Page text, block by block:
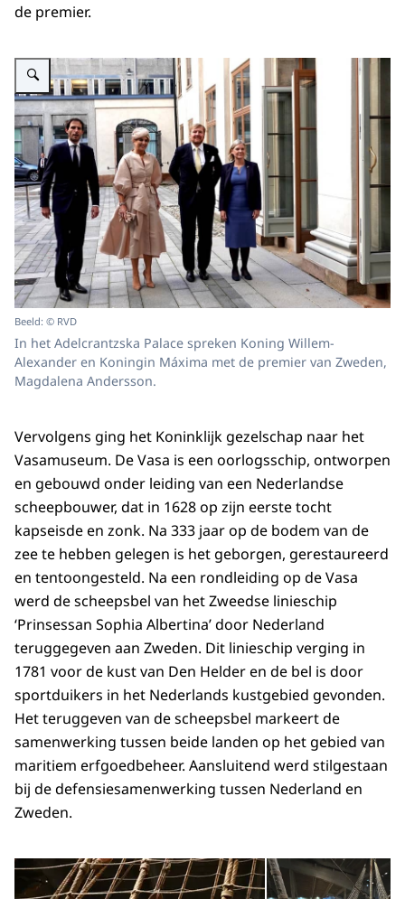
de premier.
Vergroot afbeelding Koning Willem-Alexander en Koningin Máxima
Beeld: © RVD
In het Adelcrantzska Palace spreken Koning Willem-
Alexander en Koningin Máxima met de premier van Zweden,
Magdalena Andersson.
Vervolgens ging het Koninklijk gezelschap naar het
Vasamuseum. De Vasa is een oorlogsschip, ontworpen
en gebouwd onder leiding van een Nederlandse
scheepbouwer, dat in 1628 op zijn eerste tocht
kapseisde en zonk. Na 333 jaar op de bodem van de
zee te hebben gelegen is het geborgen, gerestaureerd
en tentoongesteld. Na een rondleiding op de Vasa
werd de scheepsbel van het Zweedse linieschip
‘Prinsessan Sophia Albertina’ door Nederland
teruggegeven aan Zweden. Dit linieschip verging in
1781 voor de kust van Den Helder en de bel is door
sportduikers in het Nederlands kustgebied gevonden.
Het teruggeven van de scheepsbel markeert de
samenwerking tussen beide landen op het gebied van
maritiem erfgoedbeheer. Aansluitend werd stilgestaan
bij de defensiesamenwerking tussen Nederland en
Zweden.
Open de galerij in vergrote